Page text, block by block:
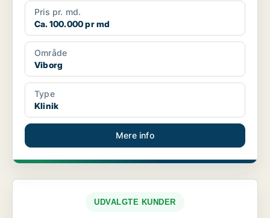
Pris pr. md.
Ca. 100.000 pr md
Område
Viborg
Type
Klinik
Mere info
UDVALGTE KUNDER